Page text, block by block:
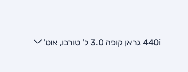
440i גראן קופה 3.0 ל' טורבו, אוט'